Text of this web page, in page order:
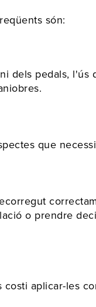
són:
dels pedals, l'ús
que
o prendre
aplicar-les